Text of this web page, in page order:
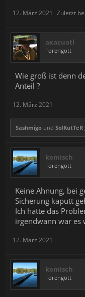
12. März 2021 Zuletzt
axacuatl
Forengott
Wie groß ist denn
Anteil ?
12. März 2021
Sashmigo und SolKutTeR
komisch
Forengott
Keine Ahnung, bei
Sicherung kaputt
Ich hatte das
irgendwann war es
12. März 2021
komisch
Forengott